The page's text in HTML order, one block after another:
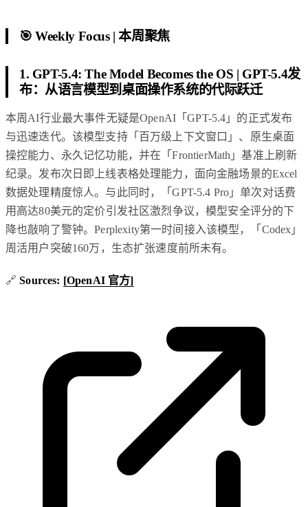
🎯 Weekly Focus | 本周聚焦
1. GPT-5.4: The Model Becomes the OS | GPT-5.4发
布：从语言模型到桌面操作系统的代际跃迁
本周AI行业最大事件无疑是OpenAI「GPT-5.4」的正式发布
与迅速迭代。该模型支持「百万级上下文窗口」、原生桌面
操控能力、永久记忆功能，并在「FrontierMath」基准上刷新
纪录。发布次日即上线表格处理能力，面向金融场景的Excel
数据处理精度惊人。与此同时，「GPT-5.4 Pro」单次对话费
用高达80美元的定价引发社区激烈争议，模型安全评分的下
降也敲响了警钟。Perplexity第一时间接入该模型，「Codex」
周活用户突破160万，生态扩张速度前所未有。
🔗Sources: [OpenAI 官方]